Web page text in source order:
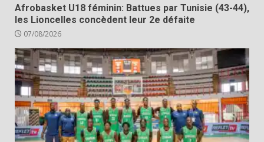
Afrobasket U18 féminin: Battues par Tunisie (43-44),
les Lioncelles concèdent leur 2e défaite
07/08/2026